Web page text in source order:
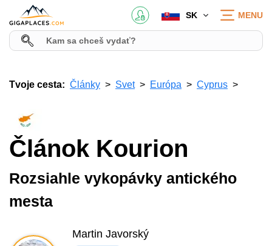
SK MENU
Tvoje cesta: Články Svet Európa Cyprus
Článok Kourion
Rozsiahle vykopávky antického
mesta
Martin Javorský